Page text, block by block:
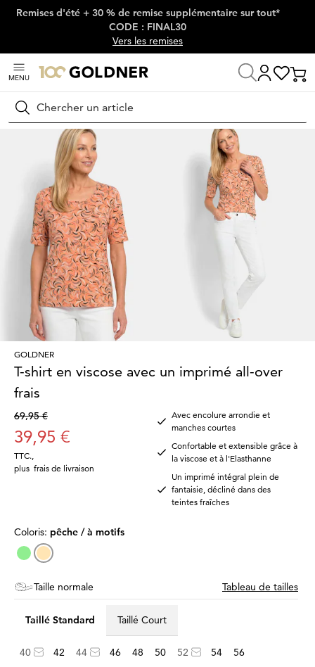
Passer la navigation, aller directement au contenu
Remises d'été + 30 % de remise supplémentaire sur tout*
CODE : FINAL30
Vers les remises
MENU
Rechercher
Maison Mode femme T-shirts
GOLDNER
T-shirt en viscose avec un imprimé all-over
frais
69,95 €
39,95 €
TTC.
plus frais de livraison
Avec encolure arrondie et
manches courtes
Confortable et extensible grâce à
la viscose et à l'Elasthanne
Un imprimé intégral plein de
fantaisie, décliné dans des
teintes fraîches
Coloris: pêche / à motifs
Taille normale Tableau de tailles
Taillé Standard Taillé Court
40 42 44 46 48 50 52 54
56